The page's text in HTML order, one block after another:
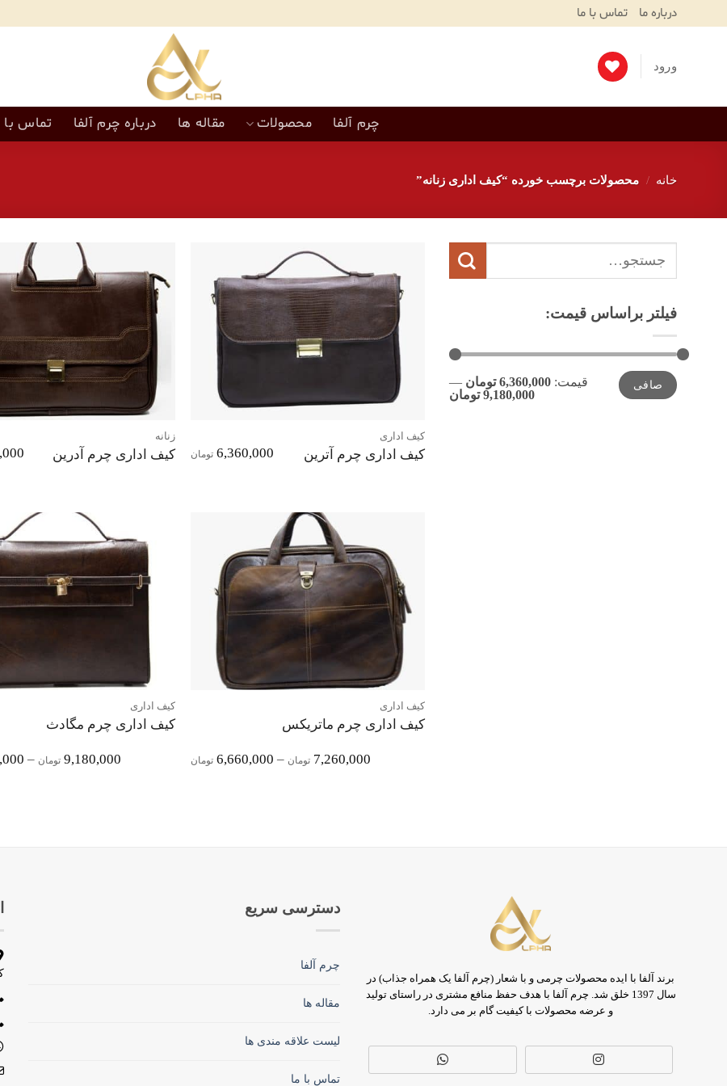
درباره ما تماس با ما
ورود
چرم آلفا محصولات مقاله ها درباره چرم آلفا تماس با
خانه / محصولات برچسب خورده “کیف اداری زنانه”
برای:
فیلتر براساس قیمت:
حداقل
قیمت
حداكثر
قيمتصافی قيمت:6,360,000 تومان
—
9,180,000 تومان
افزودن
به
علاقه
مندی‌ها
کیف اداری
کیف اداری چرم آترین 6,360,000 تومان
زنانه
کیف اداری چرم آدرین
افزودن
به
علاقه
مندی‌ها
کیف اداری
کیف اداری چرم ماتریکس
7,260,000 تومان –
6,660,000 تومانPrice
کیف اداری
کیف اداری چرم مگادث
9,180,000 تومان –
برند آلفا با ایده محصولات چرمی و با شعار (چرم آلفا یک همراه جذاب) در
سال 1397 خلق شد. چرم آلفا با هدف حفظ منافع مشتری در راستای تولید
و عرضه محصولات با کیفیت گام بر می دارد.
دسترسی سریع
چرم آلفا
مقاله ها
لیست علاقه مندی ها
تماس با ما